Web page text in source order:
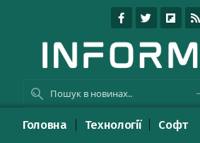
Головна Технології Софт